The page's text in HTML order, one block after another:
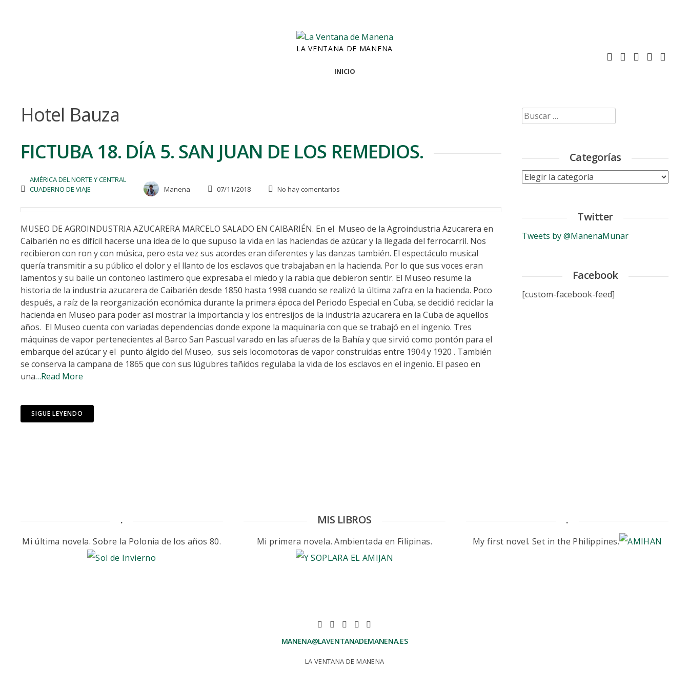
LA VENTANA DE MANENA
INICIO
Hotel Bauza
FICTUBA 18. DÍA 5. SAN JUAN DE LOS REMEDIOS.
AMÉRICA DEL NORTE Y CENTRAL
CUADERNO DE VIAJE
Manena 07/11/2018 No hay comentarios
MUSEO DE AGROINDUSTRIA AZUCARERA MARCELO SALADO EN CAIBARIÉN. En el Museo de la Agroindustria Azucarera en
Caibarién no es difícil hacerse una idea de lo que supuso la vida en las haciendas de azúcar y la llegada del ferrocarril. Nos
recibieron con ron y con música, pero esta vez sus acordes eran diferentes y las danzas también. El espectáculo musical
quería transmitir a su público el dolor y el llanto de los esclavos que trabajaban en la hacienda. Por lo que sus voces eran
lamentos y su baile un contoneo lastimero que expresaba el miedo y la rabia que debieron sentir. El Museo resume la
historia de la industria azucarera de Caibarién desde 1850 hasta 1998 cuando se realizó la última zafra en la hacienda. Poco
después, a raíz de la reorganización económica durante la primera época del Periodo Especial en Cuba, se decidió reciclar la
hacienda en Museo para poder así mostrar la importancia y los entresijos de la industria azucarera en la Cuba de aquellos
años. El Museo cuenta con variadas dependencias donde expone la maquinaria con que se trabajó en el ingenio. Tres
máquinas de vapor pertenecientes al Barco San Pascual varado en las afueras de la Bahía y que sirvió como pontón para el
embarque del azúcar y el punto álgido del Museo, sus seis locomotoras de vapor construidas entre 1904 y 1920 . También
se conserva la campana de 1865 que con sus lúgubres tañidos regulaba la vida de los esclavos en el ingenio. El paseo en
una…Read More
SIGUE LEYENDO
Buscar:
Categorías
Categorías
Twitter
Tweets by @ManenaMunar
Facebook
[custom-facebook-feed]
.
Mi última novela. Sobre la Polonia de los años 80.
MIS LIBROS
Mi primera novela. Ambientada en Filipinas.
.
My first novel. Set in the Philippines.
MANENA@LAVENTANADEMANENA.ES
LA VENTANA DE MANENA